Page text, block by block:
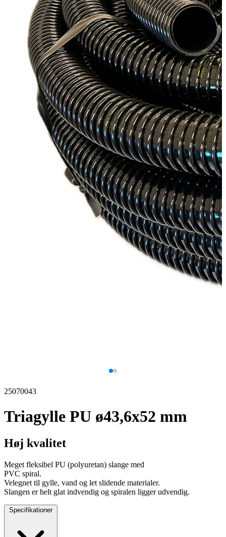
25070043
Triagylle PU ø43,6x52 mm
Høj kvalitet
Meget fleksibel PU (polyuretan) slange med
PVC spiral.
Velegnet til gylle, vand og let slidende materialer.
Slangen er helt glat indvendig og spiralen ligger udvendig.
Specifikationer